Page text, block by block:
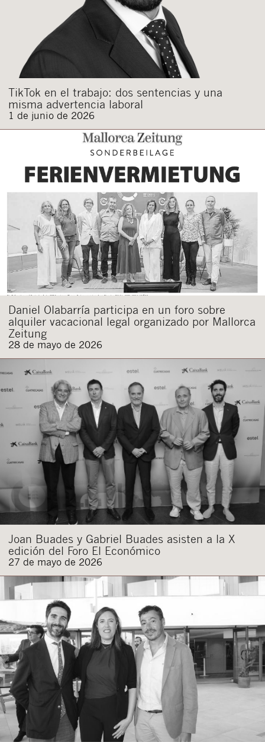
TikTok en el trabajo: dos sentencias y una
misma advertencia laboral
1 de junio de 2026
Daniel Olabarría participa en un foro sobre
alquiler vacacional legal organizado por Mallorca
Zeitung
28 de mayo de 2026
Joan Buades y Gabriel Buades asisten a la X
edición del Foro El Económico
27 de mayo de 2026